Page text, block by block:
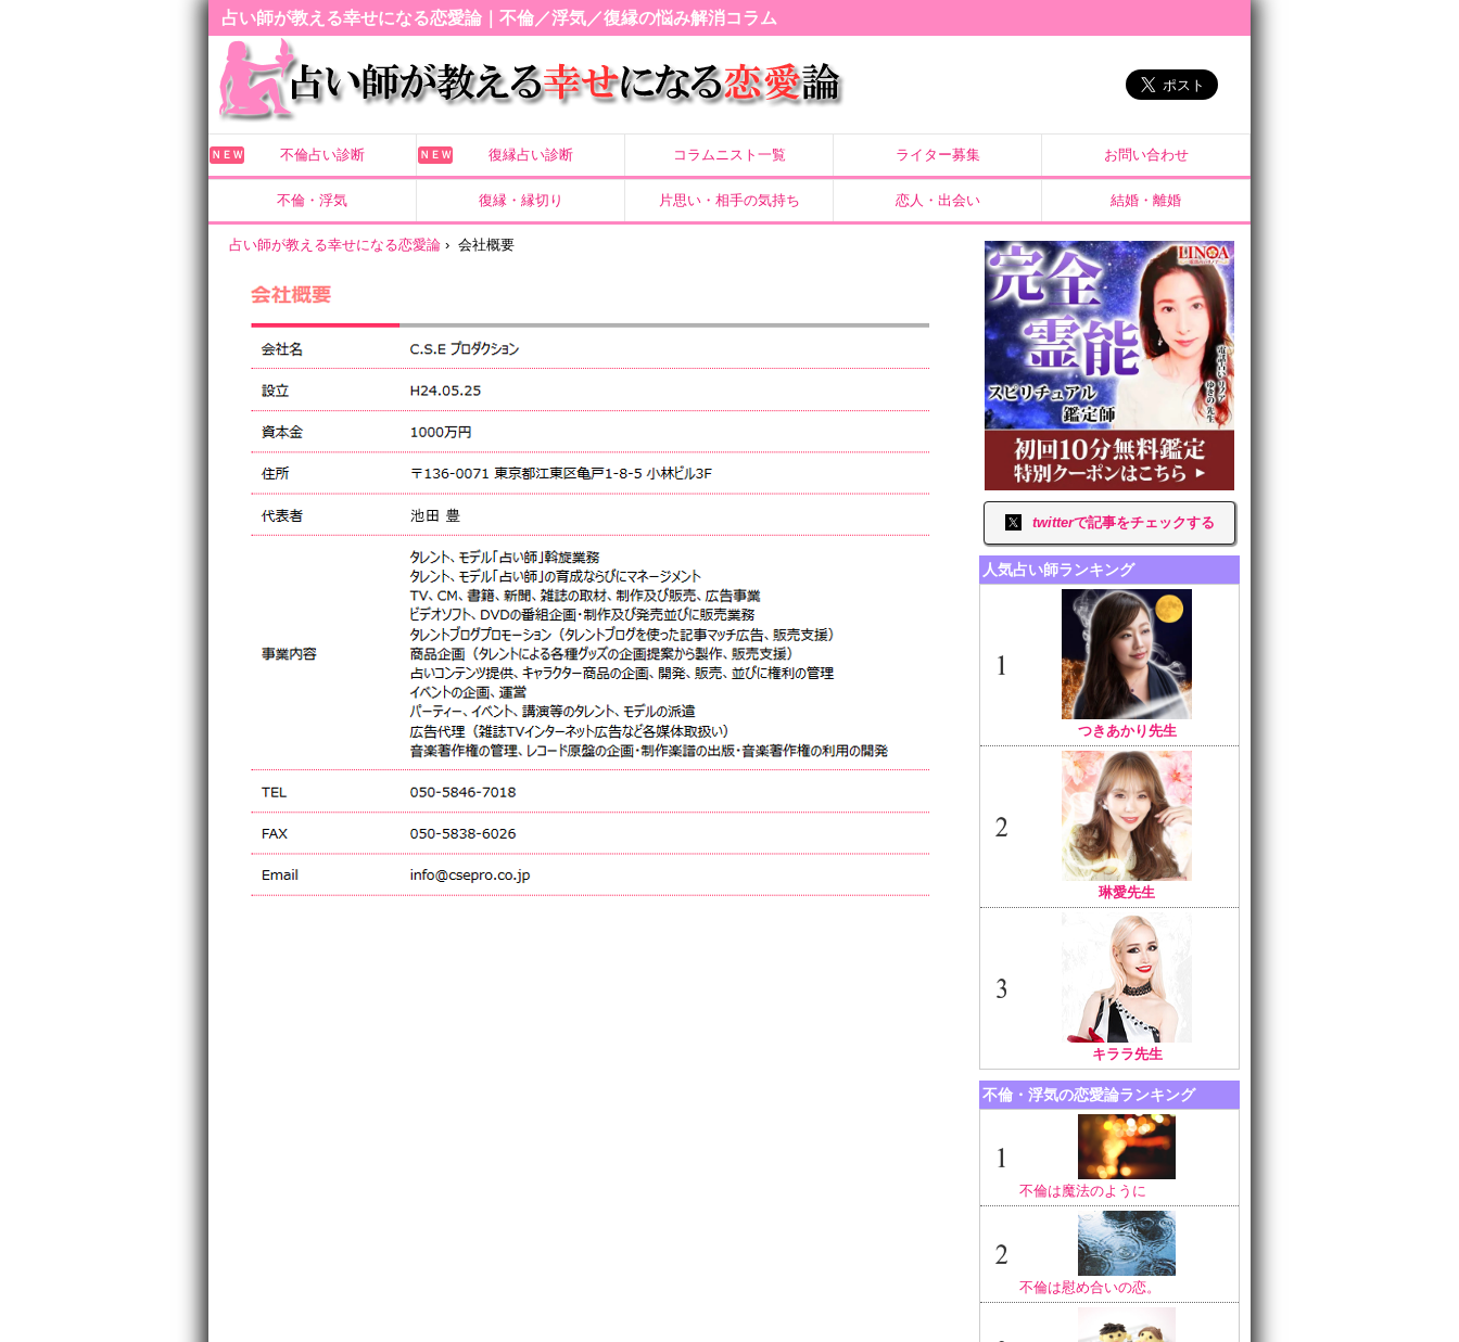
占い師が教える幸せになる恋愛論｜不倫／浮気／復縁の悩み解消コラム
ＮＥＷ 不倫占い診断 ＮＥＷ 復縁占い診断 コラムニスト一覧 ライター募集 お問い合わせ
不倫・浮気 復縁・縁切り 片思い・相手の気持ち 恋人・出会い 結婚・離婚
占い師が教える幸せになる恋愛論 › 会社概要
twitterで記事をチェックする
人気占い師ランキング
つきあかり先生
琳愛先生
キララ先生
不倫・浮気の恋愛論ランキング
不倫は魔法のように
不倫は慰め合いの恋。